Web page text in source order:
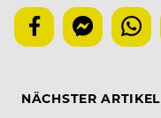
NÄCHSTER ARTIKEL